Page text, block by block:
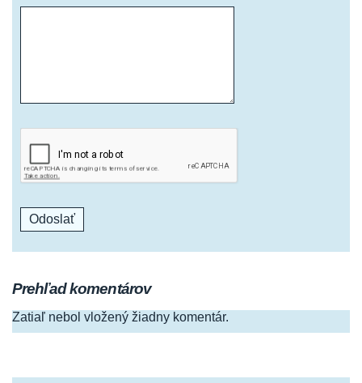
Prehľad komentárov
Zatiaľ nebol vložený žiadny komentár.